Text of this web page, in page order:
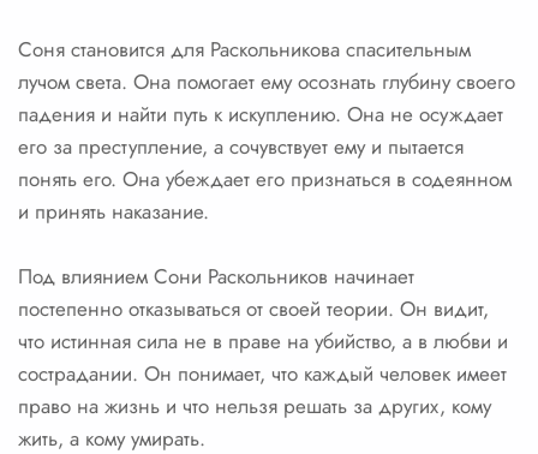
Соня становится для Раскольникова спасительным
лучом света. Она помогает ему осознать глубину своего
падения и найти путь к искуплению. Она не осуждает
его за преступление, а сочувствует ему и пытается
понять его. Она убеждает его признаться в содеянном
и принять наказание.
Под влиянием Сони Раскольников начинает
постепенно отказываться от своей теории. Он видит,
что истинная сила не в праве на убийство, а в любви и
сострадании. Он понимает, что каждый человек имеет
право на жизнь и что нельзя решать за других, кому
жить, а кому умирать.